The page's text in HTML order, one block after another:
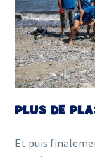
PLUS DE
Et puis